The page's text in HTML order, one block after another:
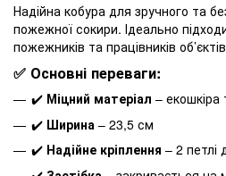
Надійна кобура для зручного та
пожежної сокири. Ідеально
пожежників та працівників
✅ Основні переваги:
✔️ Міцний матеріал –
✔️ Ширина – 23,5 см
✔️ Надійне кріплення – 2 петлі